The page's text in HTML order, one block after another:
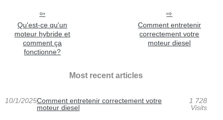
Qu'est-ce qu'un
moteur hybride et
comment ça
fonctionne?
Comment entretenir
correctement votre
moteur diesel
Most recent articles
10/1/2025Comment entretenir correctement votre
moteur diesel
1 728
Visits